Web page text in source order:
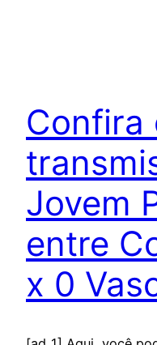
Confira
Jovem
entre
x 0